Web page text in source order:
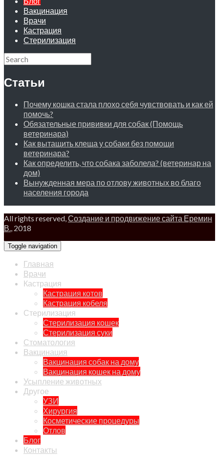
Вакцинация
Врачи
Кастрация
Стерилизация
Статьи
Почему кошка стала плохо себя чувствовать и как ей
помочь?
Обязательные прививки для собак (Помощь
ветеринара)
Как вытащить клеща у собаки без помощи
ветеринара?
Как определить, что собака заболела? (ветеринар на
дом)
Вынужденная мера по отлову животных во благо
населения города
All rights reserved,Создание и продвижение сайта Еремин
В., 2018
Toggle navigation
Главная
Врачи
Кастрация
Кастрация котов
Кастрация кобеля
Стерилизация
Стерилизация кошек
Стерилизация суки
Стоматология
Вакцинация
Вакцинация собак на дому
Вакцинация кошек на дому
Усыпление животных
Другое
УЗИ
Хирургия
Косметические процедуры
Отлов
Блог
Контакты